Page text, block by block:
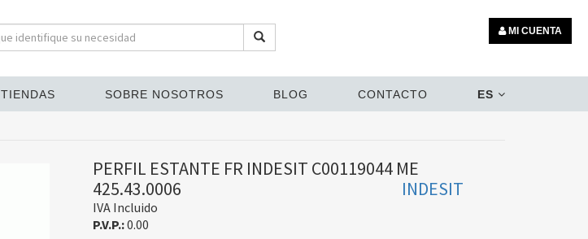
MI CUENTA
TIENDAS SOBRE NOSOTROS BLOG CONTACTO ES
PERFIL ESTANTE FR INDESIT C00119044 ME
425.43.0006
INDESIT
IVA Incluido
P.V.P.:0.00